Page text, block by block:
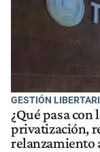
GESTIÓN
¿Qué pasa
privatización,
relanzamiento